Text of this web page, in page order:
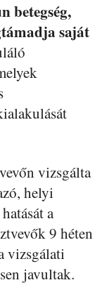
betegség,
saját
vizsgálta
helyi
a
9 héten
vizsgálati
javultak.